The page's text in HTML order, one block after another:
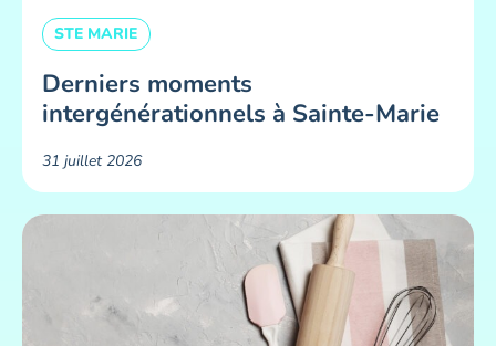
STE MARIE
Derniers moments
intergénérationnels à Sainte-Marie
31 juillet 2026